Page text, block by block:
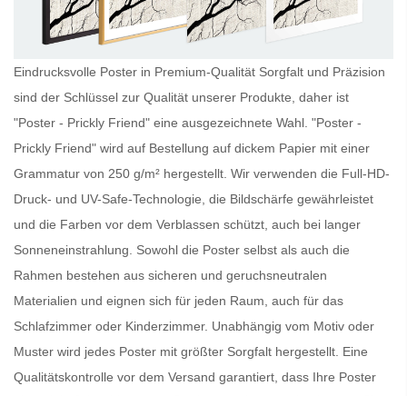
Eindrucksvolle Poster in Premium-Qualität Sorgfalt und Präzision
sind der Schlüssel zur Qualität unserer Produkte, daher ist
"Poster - Prickly Friend" eine ausgezeichnete Wahl. "Poster -
Prickly Friend" wird auf Bestellung auf dickem Papier mit einer
Grammatur von 250 g/m² hergestellt. Wir verwenden die Full-HD-
Druck- und UV-Safe-Technologie, die Bildschärfe gewährleistet
und die Farben vor dem Verblassen schützt, auch bei langer
Sonneneinstrahlung. Sowohl die Poster selbst als auch die
Rahmen bestehen aus sicheren und geruchsneutralen
Materialien und eignen sich für jeden Raum, auch für das
Schlafzimmer oder Kinderzimmer. Unabhängig vom Motiv oder
Muster wird jedes Poster mit größter Sorgfalt hergestellt. Eine
Qualitätskontrolle vor dem Versand garantiert, dass Ihre Poster